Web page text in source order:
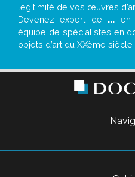
légitimité de vos œuvres
Devenez expert de ... en
équipe de spécialistes en
objets d’art du XXème siècle